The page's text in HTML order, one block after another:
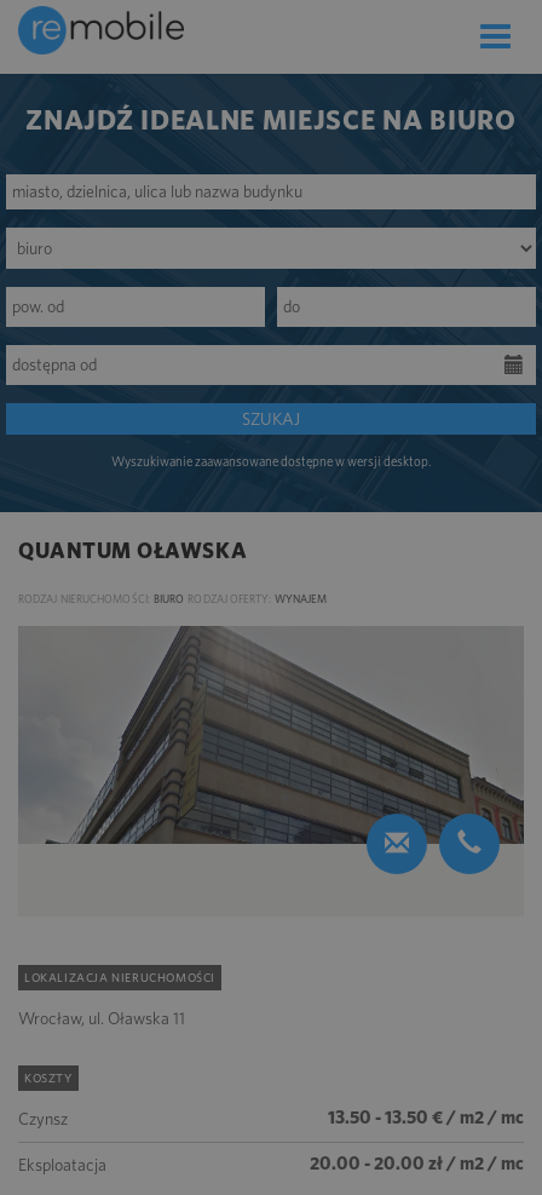
Toggle
ZNAJDŹ IDEALNE MIEJSCE NA BIURO
SZUKAJ
Wyszukiwanie zaawansowane dostępne w wersji desktop.
QUANTUM OŁAWSKA
RODZAJ NIERUCHOMOŚCI: BIURO RODZAJ OFERTY: WYNAJEM
LOKALIZACJA NIERUCHOMOŚCI
Wrocław, ul. Oławska 11
KOSZTY
Czynsz 13.50 - 13.50 € / m2 / mc
Eksploatacja 20.00 - 20.00 zł / m2 / mc